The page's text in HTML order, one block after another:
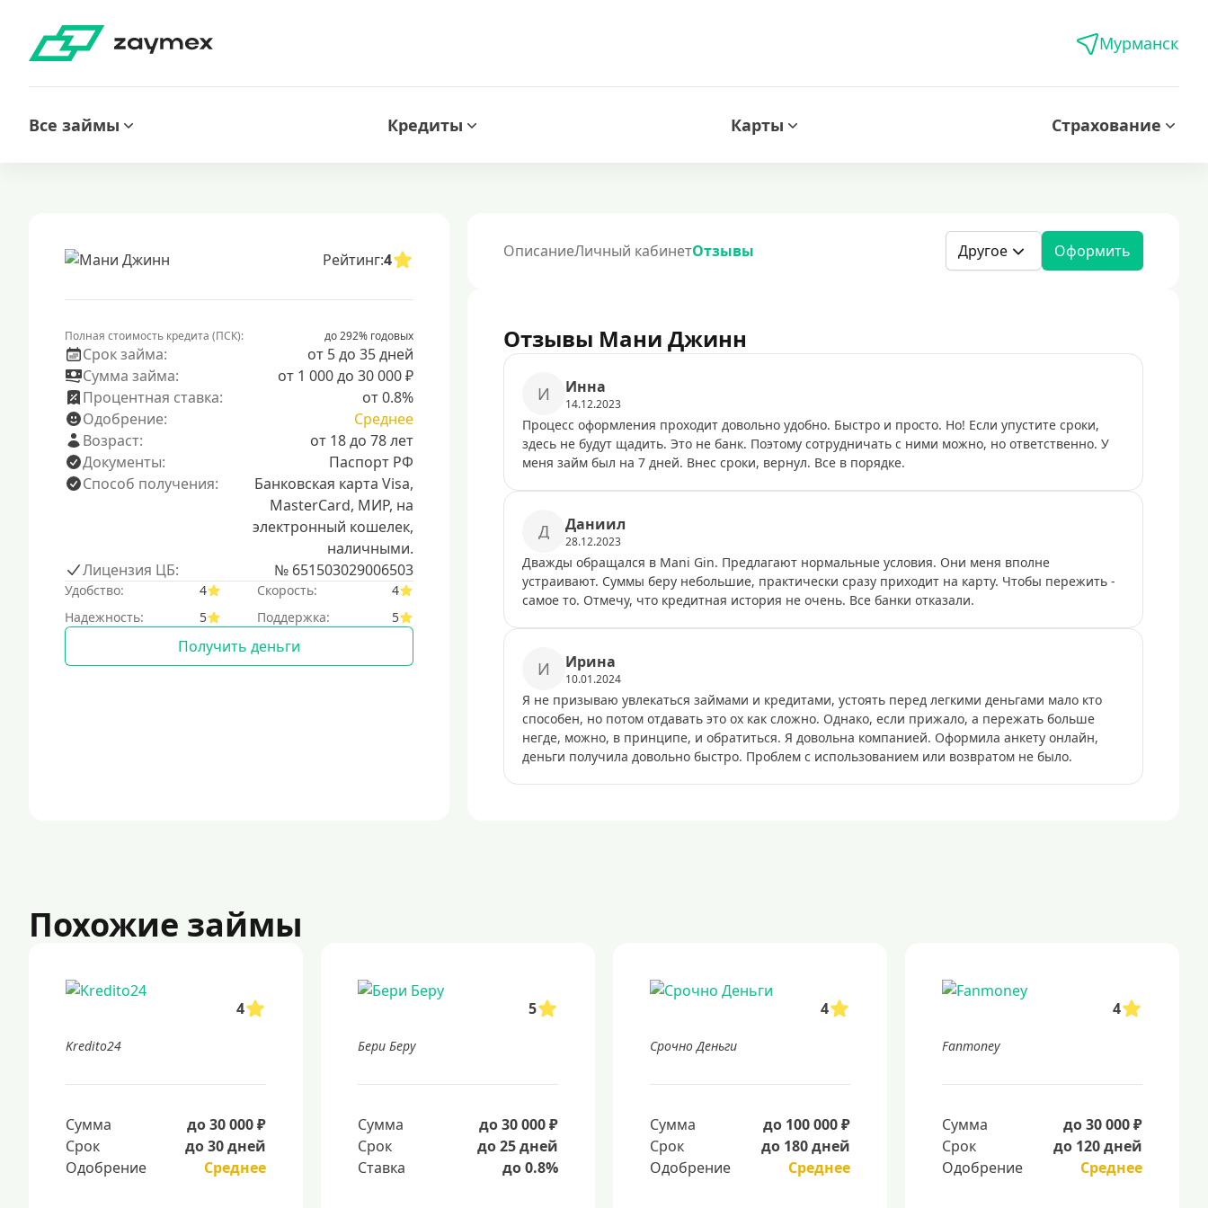
Мурманск
Все займы Кредиты Карты Страхование
Рейтинг:4
Полная стоимость кредита (ПСК): до 292% годовых
Срок займа:
от 5 до 35 дней
Сумма займа:
от 1 000 до 30 000 ₽
Процентная ставка:
от 0.8%
Одобрение:
Среднее
Возраст:
от 18 до 78 лет
Документы:
Паспорт РФ
Способ получения:
Банковская карта Visa,
MasterCard, МИР, на
электронный кошелек,
наличными.
Лицензия ЦБ:
№ 651503029006503
Удобство: 4 Скорость:
4
Надежность:
5 Поддержка: 5
Получить деньги
ОписаниеЛичный кабинетОтзывы Другое Оформить
Отзывы Мани Джинн
И Иннa
14.12.2023
Процесс оформления проходит довольно удобно. Быстро и просто. Но! Если упустите сроки,
здесь не будут щадить. Это не банк. Поэтому сотрудничать с ними можно, но ответственно. У
меня займ был на 7 дней. Внес сроки, вернул. Все в порядке.
Д Дaниил
28.12.2023
Дважды обращался в Mani Gin. Предлагают нормальные условия. Они меня вполне
устраивают. Суммы беру небольшие, практически сразу приходит на карту. Чтобы пережить -
самое то. Отмечу, что кредитная история не очень. Все банки отказали.
И Иpинa
10.01.2024
Я не призываю увлекаться займами и кредитами, устоять перед легкими деньгами мало кто
способен, но потом отдавать это ох как сложно. Однако, если прижало, а пережать больше
негде, можно, в принципе, и обратиться. Я довольна компанией. Оформила анкету онлайн,
деньги получила довольно быстро. Проблем с использованием или возвратом не было.
Похожие займы
4
Kredito24
Сумма
до 30 000 ₽
Срок
до 30 дней
Одобрение
Среднее
5
Бери Беру
Сумма
до 30 000 ₽
Срок
до 25 дней
Ставка
до 0.8%
4
Срочно Деньги
Сумма
до 100 000 ₽
Срок
до 180 дней
Одобрение
Среднее
4
Fanmoney
Сумма
до 30 000 ₽
Срок
до 120 дней
Одобрение
Среднее